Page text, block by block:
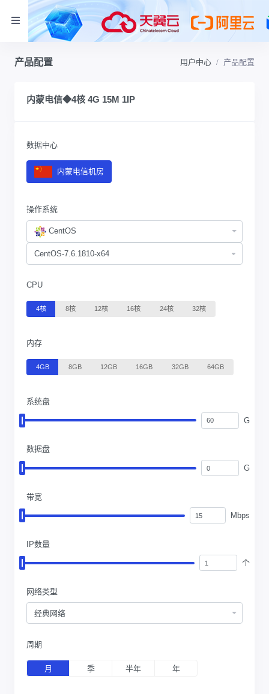
产品配置 用户中心 产品配置
内蒙电信◆4核 4G 15M 1IP
数据中心
内蒙电信机房
操作系统
CentOS
CPU
4核 8核 12核 16核 24核 32核
内存
4GB 8GB 12GB 16GB 32GB 64GB
系统盘
G
数据盘
G
带宽
Mbps
IP数量
个
网络类型
经典网络
周期
月 季 半年 年